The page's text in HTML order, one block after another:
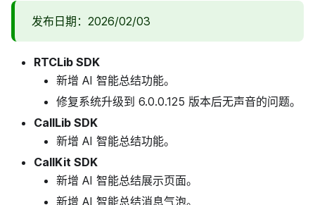
发布日期：2026/02/03
RTCLib SDK
新增 AI 智能总结功能。
修复系统升级到 6.0.0.125 版本后无声音的问题。
CallLib SDK
新增 AI 智能总结功能。
CallKit SDK
新增 AI 智能总结展示页面。
新增 AI 智能总结消息气泡。